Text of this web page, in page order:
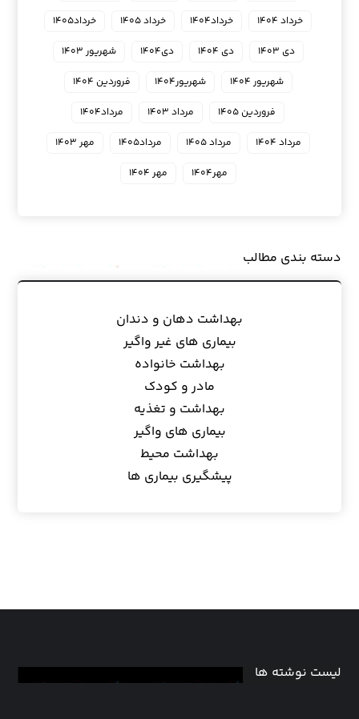
خرداد ۱۴۰۴ خرداد۱۴۰۴ خرداد ۱۴۰۵
خرداد۱۴۰۵
دی ۱۴۰۳
دی ۱۴۰۴ دی۱۴۰۴
شهریور ۱۴۰۳
شهریور ۱۴۰۴
شهریور۱۴۰۴
فروردین ۱۴۰۴
فروردین ۱۴۰۵
مرداد ۱۴۰۳
مرداد۱۴۰۴
مرداد ۱۴۰۴
مرداد ۱۴۰۵ مرداد۱۴۰۵
مهر ۱۴۰۳
مهر۱۴۰۴
مهر ۱۴۰۴
دسته بندی مطالب
بهداشت دهان و دندان
بیماری های غیر واگیر
بهداشت خانواده
مادر و کودک
بهداشت و تغذیه
بیماری های واگیر
بهداشت محیط
پیشگیری بیماری ها
لیست نوشته ها